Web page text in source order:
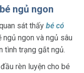
ngủ ngon
sát thấy bé có
ngủ ngon và ngủ sâu
tình trạng gắt ngủ.
rèn luyện cho bé